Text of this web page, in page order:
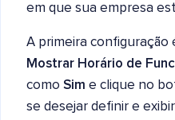
em que sua empresa
A primeira configuração
Mostrar Horário de
como Sim e clique no
se desejar definir e